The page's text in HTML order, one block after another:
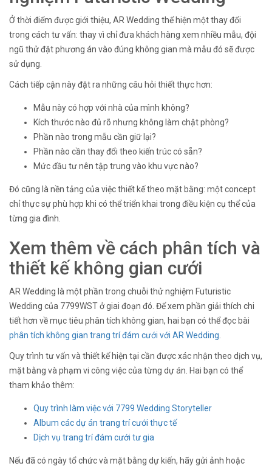
Ở thời điểm được giới thiệu, AR Wedding thể hiện một thay đổi
trong cách tư vấn: thay vì chỉ đưa khách hàng xem nhiều mẫu, đội
ngũ thử đặt phương án vào đúng không gian mà mẫu đó sẽ được
sử dụng.
Cách tiếp cận này đặt ra những câu hỏi thiết thực hơn:
Mẫu này có hợp với nhà của mình không?
Kích thước nào đủ rõ nhưng không làm chật phòng?
Phần nào trong mẫu cần giữ lại?
Phần nào cần thay đổi theo kiến trúc có sẵn?
Mức đầu tư nên tập trung vào khu vực nào?
Đó cũng là nền tảng của việc thiết kế theo mặt bằng: một concept
chỉ thực sự phù hợp khi có thể triển khai trong điều kiện cụ thể của
từng gia đình.
Xem thêm về cách phân tích và
thiết kế không gian cưới
AR Wedding là một phần trong chuỗi thử nghiệm Futuristic
Wedding của 7799WST ở giai đoạn đó. Để xem phần giải thích chi
tiết hơn về mục tiêu phân tích không gian, hai bạn có thể đọc bài
phân tích không gian trang trí đám cưới với AR Wedding.
Quy trình tư vấn và thiết kế hiện tại cần được xác nhận theo dịch vụ,
mặt bằng và phạm vi công việc của từng dự án. Hai bạn có thể
tham khảo thêm:
Quy trình làm việc với 7799 Wedding Storyteller
Album các dự án trang trí cưới thực tế
Dịch vụ trang trí đám cưới tư gia
Nếu đã có ngày tổ chức và mặt bằng dự kiến, hãy gửi ảnh hoặc